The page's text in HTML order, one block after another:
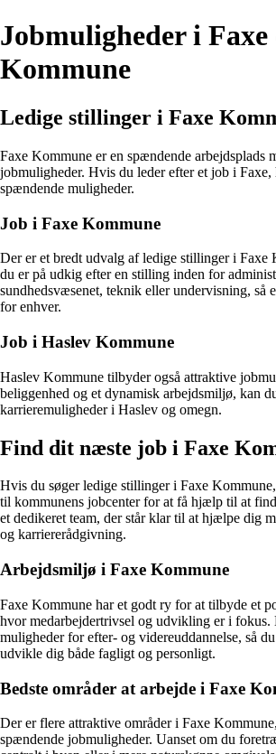
Jobmuligheder i Faxe
Kommune
Ledige stillinger i Faxe
Faxe Kommune er en spændende arbejdsplads
jobmuligheder. Hvis du leder efter et job i Faxe,
spændende muligheder.
Job i Faxe Kommune
Der er et bredt udvalg af ledige stillinger i Faxe
du er på udkig efter en stilling inden for
sundhedsvæsenet, teknik eller undervisning, så
for enhver.
Job i Haslev Kommune
Haslev Kommune tilbyder også attraktive
beliggenhed og et dynamisk arbejdsmiljø, kan
karrieremuligheder i Haslev og omegn.
Find dit næste job i Faxe
Hvis du søger ledige stillinger i Faxe
til kommunens jobcenter for at få hjælp til at
et dedikeret team, der står klar til at hjælpe dig
og karriererådgivning.
Arbejdsmiljø i Faxe Kommune
Faxe Kommune har et godt ry for at tilbyde et
hvor medarbejdertrivsel og udvikling er i fokus.
muligheder for efter- og videreuddannelse, så
udvikle dig både fagligt og personligt.
Bedste områder at arbejde i Faxe
Der er flere attraktive områder i Faxe
spændende jobmuligheder. Uanset om du